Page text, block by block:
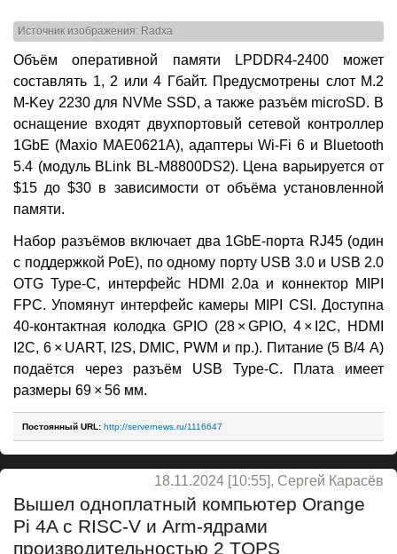
Источник изображения: Radxa
Объём оперативной памяти LPDDR4-2400 может
составлять 1, 2 или 4 Гбайт. Предусмотрены слот M.2
M-Key 2230 для NVMe SSD, а также разъём microSD. В
оснащение входят двухпортовый сетевой контроллер
1GbE (Maxio MAE0621A), адаптеры Wi-Fi 6 и Bluetooth
5.4 (модуль BLink BL-M8800DS2). Цена варьируется от
$15 до $30 в зависимости от объёма установленной
памяти.
Набор разъёмов включает два 1GbE-порта RJ45 (один
с поддержкой РоЕ), по одному порту USB 3.0 и USB 2.0
OTG Type-C, интерфейс HDMI 2.0a и коннектор MIPI
FPC. Упомянут интерфейс камеры MIPI CSI. Доступна
40-контактная колодка GPIO (28 × GPIO, 4 × I2C, HDMI
I2C, 6 × UART, I2S, DMIC, PWM и пр.). Питание (5 В/4 A)
подаётся через разъём USB Type-C. Плата имеет
размеры 69 × 56 мм.
Постоянный URL: http://servernews.ru/1116647
18.11.2024 [10:55], Сергей Карасёв
Вышел одноплатный компьютер Orange
Pi 4A с RISC-V и Arm-ядрами
производительностью 2 TOPS